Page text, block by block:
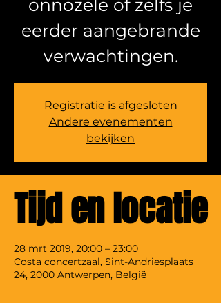
onnozele of zelfs je
eerder aangebrande
verwachtingen.
Registratie is afgesloten
Andere evenementen
bekijken
Tijd en locatie
28 mrt 2019, 20:00 – 23:00
Costa concertzaal, Sint-Andriesplaats
24, 2000 Antwerpen, België